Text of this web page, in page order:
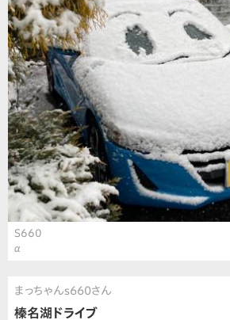
S660
α
まっちゃんs660さん
榛名湖ドライブ